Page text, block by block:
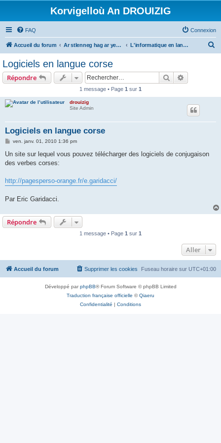
Korvigelloù An DROUIZIG
FAQ Connexion
Accueil du forum Ar stlenneg hag ar yezhoù bihan er bed a-bezh L'informatique en langues régionales et minoritaires
Logiciels en langue corse
Répondre Rechercher
1 message • Page 1 sur 1
drouizig
Site Admin
Logiciels en langue corse
M
s
a
ven. janv. 01, 2010 1:36 pm
Un site sur lequel vous pouvez télécharger des logiciels de conjugaison
des verbes corses:
http://pagesperso-orange.fr/e.garidacci/
Par Eric Garidacci.
Répondre
1 message • Page 1 sur 1
Aller
Accueil du forum Fuseau horaire sur UTC+01:00
Supprimer les cookies
Développé parphpBB® Forum Software © phpBB Limited
Traduction française officielle ©Qiaeru
Confidentialité | Conditions